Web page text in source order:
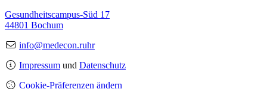
Gesundheitscampus-Süd 17
44801 Bochum
info@medecon.ruhr
Impressum und Datenschutz
Cookie-Präferenzen ändern